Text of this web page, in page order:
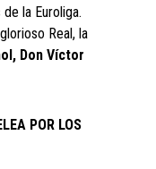
la Euroliga.
Real, la
Don Víctor
POR LOS